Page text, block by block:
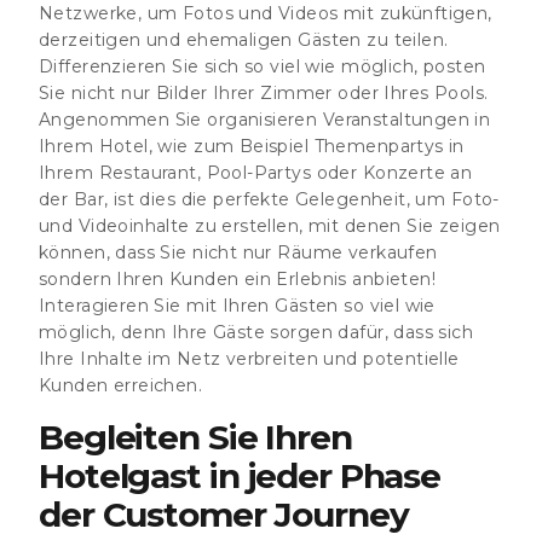
Netzwerke, um Fotos und Videos mit zukünftigen,
derzeitigen und ehemaligen Gästen zu teilen.
Differenzieren Sie sich so viel wie möglich, posten
Sie nicht nur Bilder Ihrer Zimmer oder Ihres Pools.
Angenommen Sie organisieren Veranstaltungen in
Ihrem Hotel, wie zum Beispiel Themenpartys in
Ihrem Restaurant, Pool-Partys oder Konzerte an
der Bar, ist dies dieperfekte Gelegenheit, um Foto-
und Videoinhalte zu erstellen, mit denen Sie zeigen
können, dass Sie nicht nur Räume verkaufen
sondern Ihren Kunden ein Erlebnis anbieten!
Interagieren Sie mit Ihren Gästen so viel wie
möglich, denn Ihre Gäste sorgen dafür, dass sich
Ihre Inhalte im Netz verbreiten und potentielle
Kunden erreichen.
Begleiten Sie Ihren
Hotelgast in jeder Phase
der Customer Journey